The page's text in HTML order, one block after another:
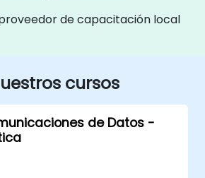
de capacitación local
cursos
de Datos -